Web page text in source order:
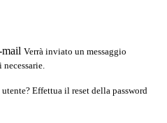
Verrà inviato un messaggio
Effettua il reset della password